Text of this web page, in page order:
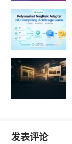
发表评论